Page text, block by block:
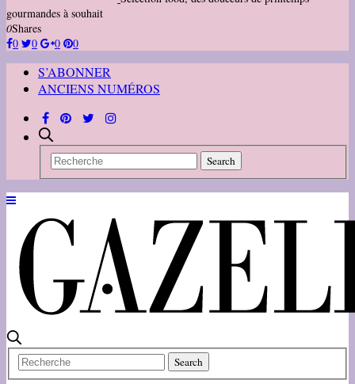
gourmandes à souhait
0Shares
0
0 0 0
S’ABONNER
ANCIENS NUMÉROS